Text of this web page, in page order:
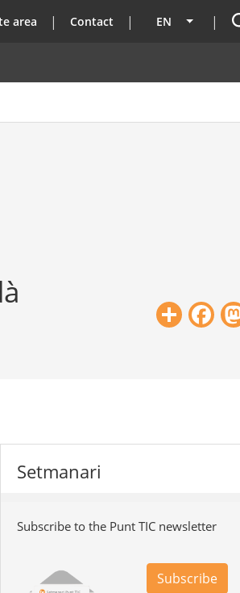
area Contact EN List
Setmanari
Subscribe to the Punt TIC newsletter
Subscribe